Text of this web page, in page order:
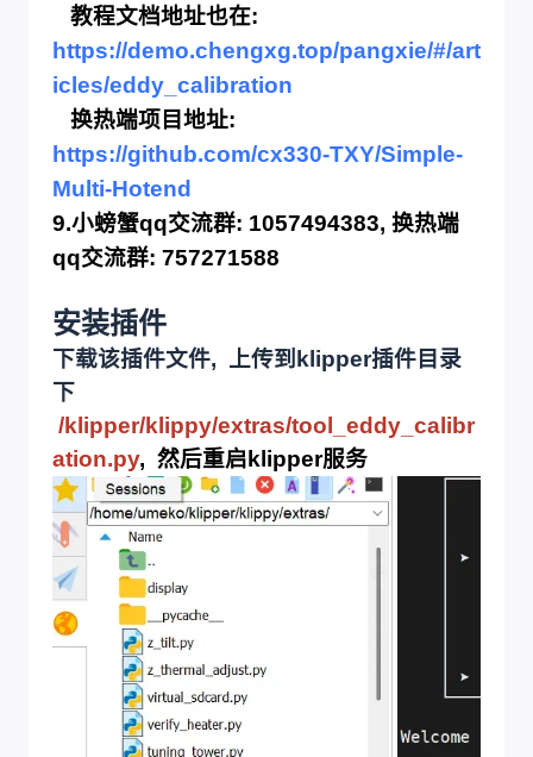
教程文档地址也在:
https://demo.chengxg.top/pangxie/#/art
icles/eddy_calibration
换热端项目地址:
https://github.com/cx330-TXY/Simple-
Multi-Hotend
9.小螃蟹qq交流群: 1057494383, 换热端
qq交流群: 757271588
安装插件
下载该插件文件, 上传到klipper插件目录
下
/klipper/klippy/extras/tool_eddy_calibr
ation.py, 然后重启klipper服务